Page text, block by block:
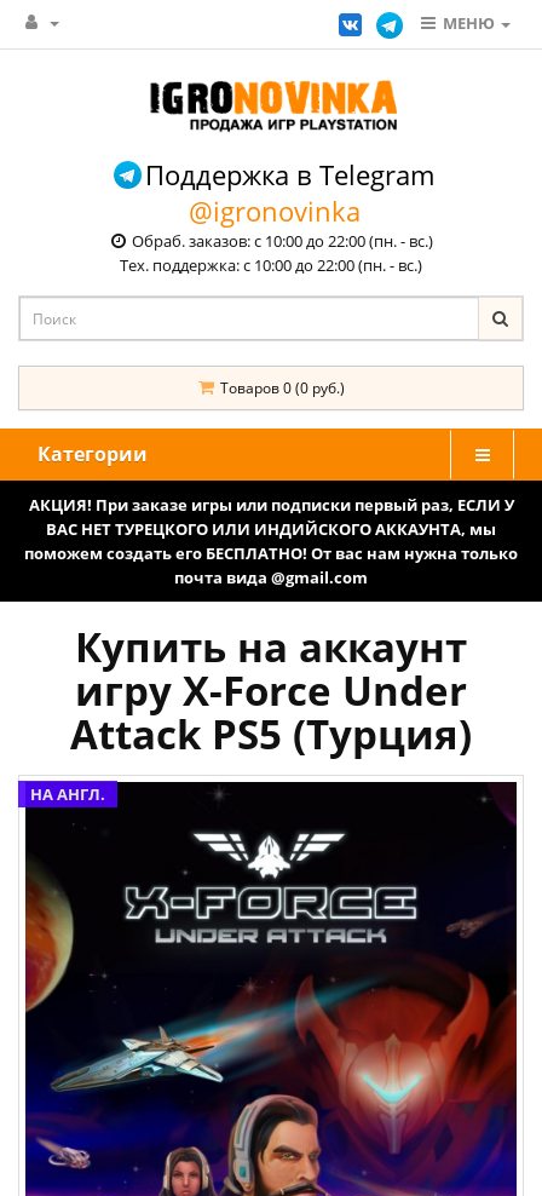
МЕНЮ
Поддержка в Telegram
@igronovinka
Обраб. заказов: с 10:00 до 22:00 (пн. - вс.)
Тех. поддержка: с 10:00 до 22:00 (пн. - вс.)
Товаров 0 (0 руб.)
Категории
АКЦИЯ! При заказе игры или подписки первый раз, ЕСЛИ У
ВАС НЕТ ТУРЕЦКОГО ИЛИ ИНДИЙСКОГО АККАУНТА, мы
поможем создать его БЕСПЛАТНО! От вас нам нужна только
почта вида @gmail.com
Купить на аккаунт
игру X-Force Under
Attack PS5 (Турция)
НА АНГЛ.